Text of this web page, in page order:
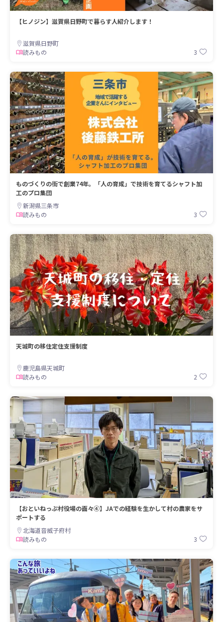
【ヒノジン】滋賀県日野町で暮らす人紹介します！
滋賀県日野町
読みもの
3
ものづくりの街で創業74年。「人の育成」で技術を育てるシャフト加
工のプロ集団
新潟県三条市
読みもの
3
天城町の移住定住支援制度
鹿児島県天城町
読みもの
2
【おといねっぷ村役場の面々④】JAでの経験を生かして村の農家をサ
ポートする
北海道音威子府村
読みもの
3